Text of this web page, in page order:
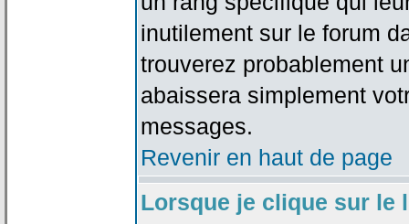
inutilement sur le forum
trouverez probablement
abaissera simplement
messages.
Revenir en haut de page
Lorsque je clique sur le